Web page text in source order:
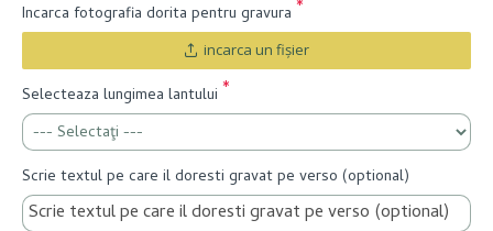
Incarca fotografia dorita pentru gravura
incarca un fişier
Selecteaza lungimea lantului
Scrie textul pe care il doresti gravat pe verso (optional)